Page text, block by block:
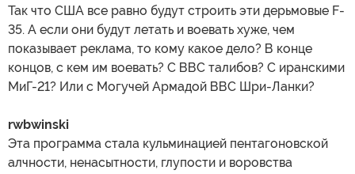
Так что США все равно будут строить эти дерьмовые F-
35. А если они будут летать и воевать хуже, чем
показывает реклама, то кому какое дело? В конце
концов, с кем им воевать? С ВВС талибов? С иранскими
МиГ-21? Или с Могучей Армадой ВВС Шри-Ланки?
rwbwinski
Эта программа стала кульминацией пентагоновской
алчности, ненасытности, глупости и воровства